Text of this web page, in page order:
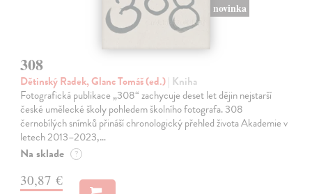
novinka
308
Dětinský Radek, Glanc Tomáš (ed.)| Kniha
Fotografická publikace „308“ zachycuje deset let dějin nejstarší
české umělecké školy pohledem školního fotografa. 308
černobílých snímků přináší chronologický přehled života Akademie v
letech 2013–2023,…
Na sklade ?
30,87 €